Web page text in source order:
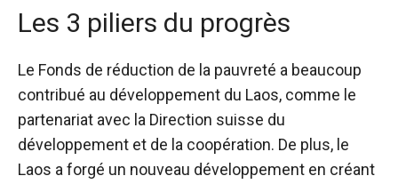
Les 3 piliers du progrès
Le Fonds de réduction de la pauvreté a beaucoup
contribué au développement du Laos, comme le
partenariat avec la Direction suisse du
développement et de la coopération. De plus, le
Laos a forgé un nouveau développement en créant